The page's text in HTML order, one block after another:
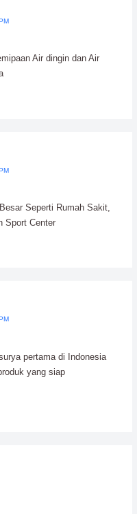
Air dingin dan Air
Seperti Rumah Sakit,
Sport Center
pertama di Indonesia
yang siap